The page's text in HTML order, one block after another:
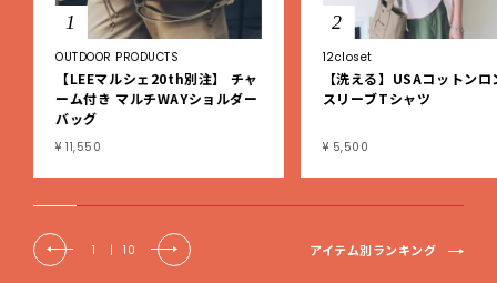
1
OUTDOOR PRODUCTS
【LEEマルシェ20th別注】 チャ
ーム付き マルチWAYショルダー
バッグ
¥ 11,550
2
12closet
【洗える】USAコットンロ
スリーブTシャツ
¥ 5,500
1 | 10 アイテム別ランキング